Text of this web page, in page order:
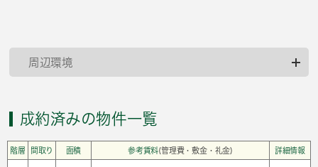
周辺環境
成約済みの物件一覧
階層 間取り 面積 参考賃料(管理費・敷金・礼金) 詳細情報